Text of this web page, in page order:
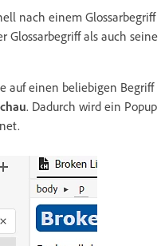
nach einem Glossarbegriff
Glossarbegriff als auch seine
auf einen beliebigen Begriff
. Dadurch wird ein Popup